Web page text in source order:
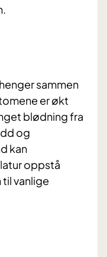
sammen
er økt
blødning fra
og
kan
oppstå
vanlige